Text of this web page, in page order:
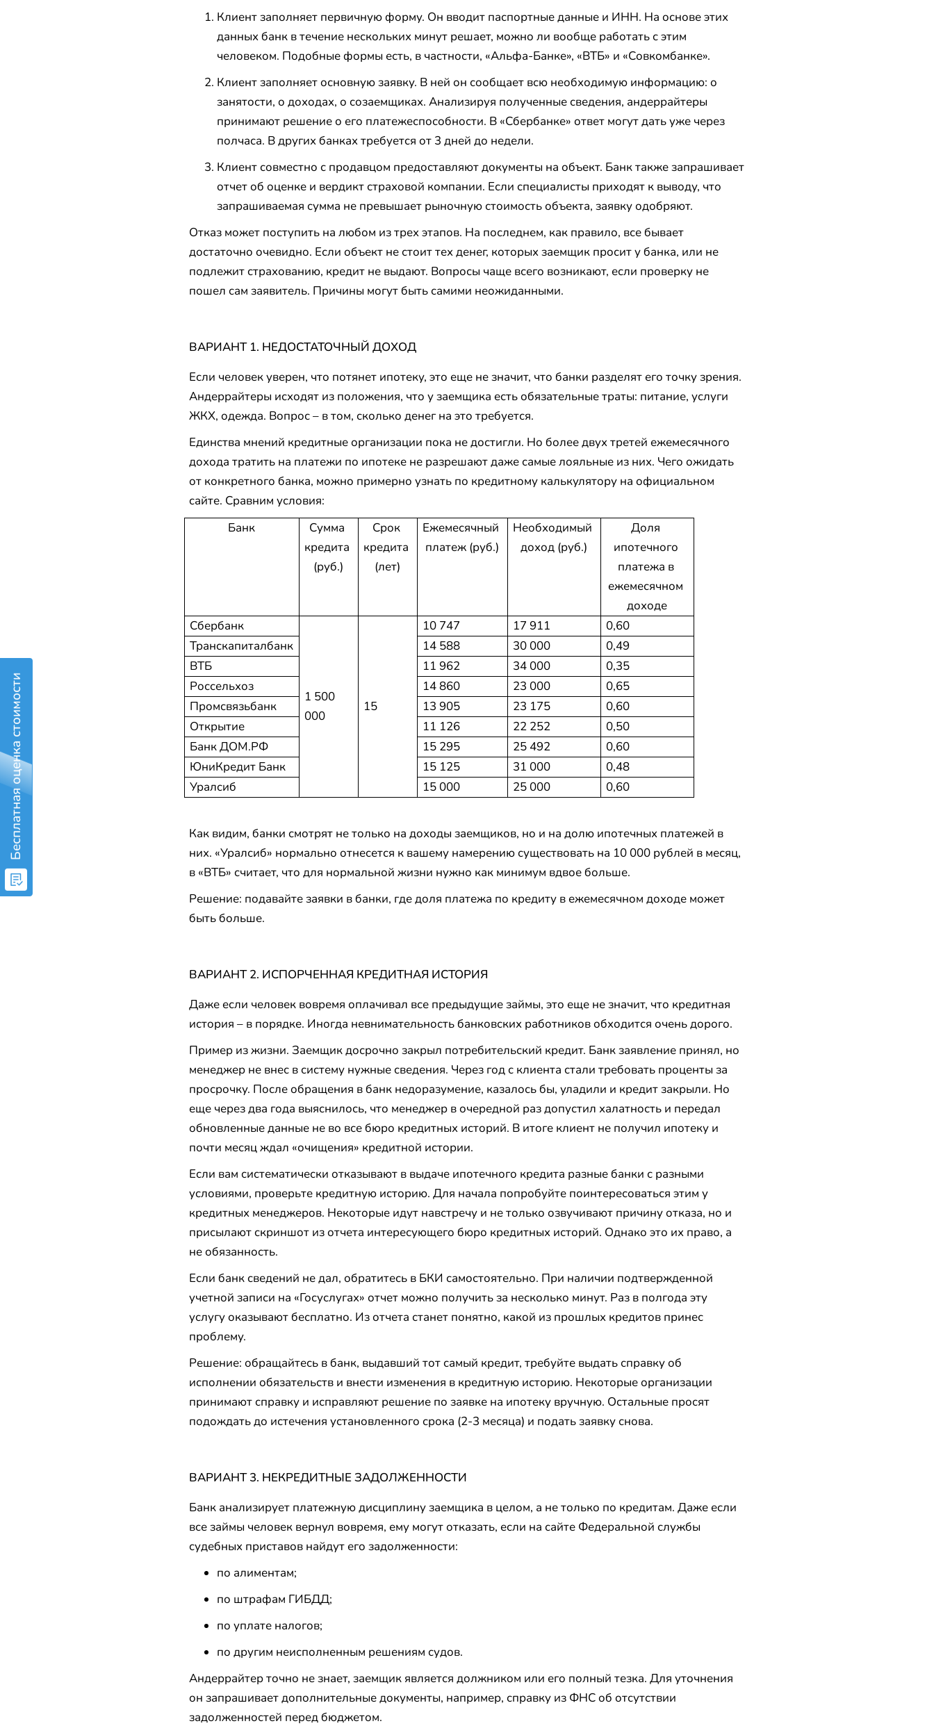
Клиент заполняет первичную форму. Он вводит паспортные данные и ИНН. На основе этих
данных банк в течение нескольких минут решает, можно ли вообще работать с этим
человеком. Подобные формы есть, в частности, «Альфа-Банке», «ВТБ» и «Совкомбанке».
Клиент заполняет основную заявку. В ней он сообщает всю необходимую информацию: о
занятости, о доходах, о созаемщиках. Анализируя полученные сведения, андеррайтеры
принимают решение о его платежеспособности. В «Сбербанке» ответ могут дать уже через
полчаса. В других банках требуется от 3 дней до недели.
Клиент совместно с продавцом предоставляют документы на объект. Банк также запрашивает
отчет об оценке и вердикт страховой компании. Если специалисты приходят к выводу, что
запрашиваемая сумма не превышает рыночную стоимость объекта, заявку одобряют.
Отказ может поступить на любом из трех этапов. На последнем, как правило, все бывает
достаточно очевидно. Если объект не стоит тех денег, которых заемщик просит у банка, или не
подлежит страхованию, кредит не выдают. Вопросы чаще всего возникают, если проверку не
пошел сам заявитель. Причины могут быть самими неожиданными.
ВАРИАНТ 1. НЕДОСТАТОЧНЫЙ ДОХОД
Если человек уверен, что потянет ипотеку, это еще не значит, что банки разделят его точку зрения.
Андеррайтеры исходят из положения, что у заемщика есть обязательные траты: питание, услуги
ЖКХ, одежда. Вопрос – в том, сколько денег на это требуется.
Единства мнений кредитные организации пока не достигли. Но более двух третей ежемесячного
дохода тратить на платежи по ипотеке не разрешают даже самые лояльные из них. Чего ожидать
от конкретного банка, можно примерно узнать по кредитному калькулятору на официальном
сайте. Сравним условия:
Банк
Сумма
кредита
(руб.)
Срок
кредита
(лет)
Ежемесячный
платеж (руб.)
Необходимый
доход (руб.)
Доля
ипотечного
платежа в
ежемесячном
доходе
Сбербанк
1 500
000
15
10 747 17 911
0,60
Транскапиталбанк
14 588 30 000
0,49
ВТБ
11 962 34 000
0,35
Россельхоз
14 860 23 000
0,65
Промсвязьбанк
13 905 23 175
0,60
Открытие
11 126 22 252
0,50
Банк ДОМ.РФ
15 295 25 492
0,60
ЮниКредит Банк
15 125 31 000
0,48
Уралсиб
15 000 25 000 0,60
Как видим, банки смотрят не только на доходы заемщиков, но и на долю ипотечных платежей в
них. «Уралсиб» нормально отнесется к вашему намерению существовать на 10 000 рублей в месяц,
в «ВТБ» считает, что для нормальной жизни нужно как минимум вдвое больше.
Решение: подавайте заявки в банки, где доля платежа по кредиту в ежемесячном доходе может
быть больше.
ВАРИАНТ 2. ИСПОРЧЕННАЯ КРЕДИТНАЯ ИСТОРИЯ
Даже если человек вовремя оплачивал все предыдущие займы, это еще не значит, что кредитная
история – в порядке. Иногда невнимательность банковских работников обходится очень дорого.
Пример из жизни. Заемщик досрочно закрыл потребительский кредит. Банк заявление принял, но
менеджер не внес в систему нужные сведения. Через год с клиента стали требовать проценты за
просрочку. После обращения в банк недоразумение, казалось бы, уладили и кредит закрыли. Но
еще через два года выяснилось, что менеджер в очередной раз допустил халатность и передал
обновленные данные не во все бюро кредитных историй. В итоге клиент не получил ипотеку и
почти месяц ждал «очищения» кредитной истории.
Если вам систематически отказывают в выдаче ипотечного кредита разные банки с разными
условиями, проверьте кредитную историю. Для начала попробуйте поинтересоваться этим у
кредитных менеджеров. Некоторые идут навстречу и не только озвучивают причину отказа, но и
присылают скриншот из отчета интересующего бюро кредитных историй. Однако это их право, а
не обязанность.
Если банк сведений не дал, обратитесь в БКИ самостоятельно. При наличии подтвержденной
учетной записи на «Госуслугах» отчет можно получить за несколько минут. Раз в полгода эту
услугу оказывают бесплатно. Из отчета станет понятно, какой из прошлых кредитов принес
проблему.
Решение: обращайтесь в банк, выдавший тот самый кредит, требуйте выдать справку об
исполнении обязательств и внести изменения в кредитную историю. Некоторые организации
принимают справку и исправляют решение по заявке на ипотеку вручную. Остальные просят
подождать до истечения установленного срока (2-3 месяца) и подать заявку снова.
ВАРИАНТ 3. НЕКРЕДИТНЫЕ ЗАДОЛЖЕННОСТИ
Банк анализирует платежную дисциплину заемщика в целом, а не только по кредитам. Даже если
все займы человек вернул вовремя, ему могут отказать, если на сайте Федеральной службы
судебных приставов найдут его задолженности:
по алиментам;
по штрафам ГИБДД;
по уплате налогов;
по другим неисполненным решениям судов.
Андеррайтер точно не знает, заемщик является должником или его полный тезка. Для уточнения
он запрашивает дополнительные документы, например, справку из ФНС об отсутствии
задолженностей перед бюджетом.
Бесплатная оценка стоимости